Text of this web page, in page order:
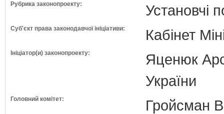
Рубрика законопроекту: Установчі
Суб'єкт права законодавчої ініціативи: Кабінет
Ініціатор(и) законопроекту:
Яценюк
України
Головний комітет:
Гройсман